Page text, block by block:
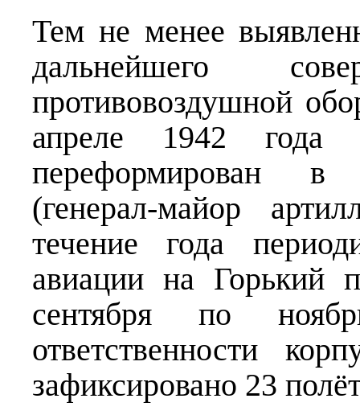
Тем не менее
дальнейшего
противовоздушной
апреле 1942 года
переформирован в
(генерал-майор
течение года
авиации на Горький
сентября по
ответственности
зафиксировано 23